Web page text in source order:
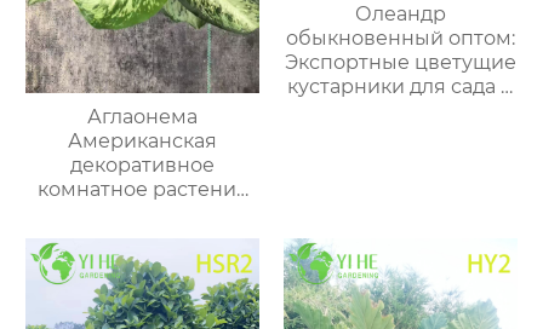
Аглаонема
Американская
декоративное
комнатное растение
тропическое растение
для дома и офиса
Олеандр
обыкновенный оптом:
Экспортные цветущие
кустарники для сада и